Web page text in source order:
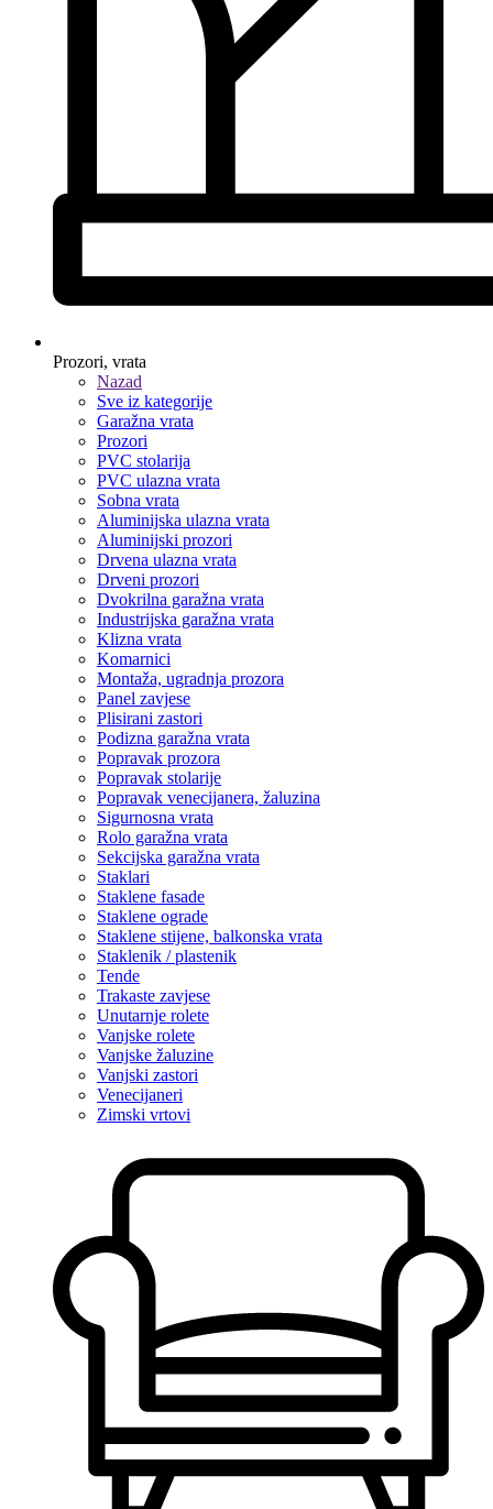
Prozori, vrata
Nazad
Sve iz kategorije
Garažna vrata
Prozori
PVC stolarija
PVC ulazna vrata
Sobna vrata
Aluminijska ulazna vrata
Aluminijski prozori
Drvena ulazna vrata
Drveni prozori
Dvokrilna garažna vrata
Industrijska garažna vrata
Klizna vrata
Komarnici
Montaža, ugradnja prozora
Panel zavjese
Plisirani zastori
Podizna garažna vrata
Popravak prozora
Popravak stolarije
Popravak venecijanera, žaluzina
Sigurnosna vrata
Rolo garažna vrata
Sekcijska garažna vrata
Staklari
Staklene fasade
Staklene ograde
Staklene stijene, balkonska vrata
Staklenik / plastenik
Tende
Trakaste zavjese
Unutarnje rolete
Vanjske rolete
Vanjske žaluzine
Vanjski zastori
Venecijaneri
Zimski vrtovi